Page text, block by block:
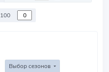
100
Выбор сезонов